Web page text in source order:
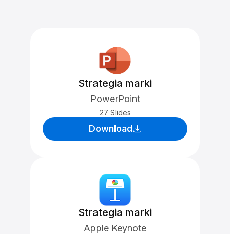
Strategia marki
PowerPoint
27 Slides
Download
Strategia marki
Apple Keynote